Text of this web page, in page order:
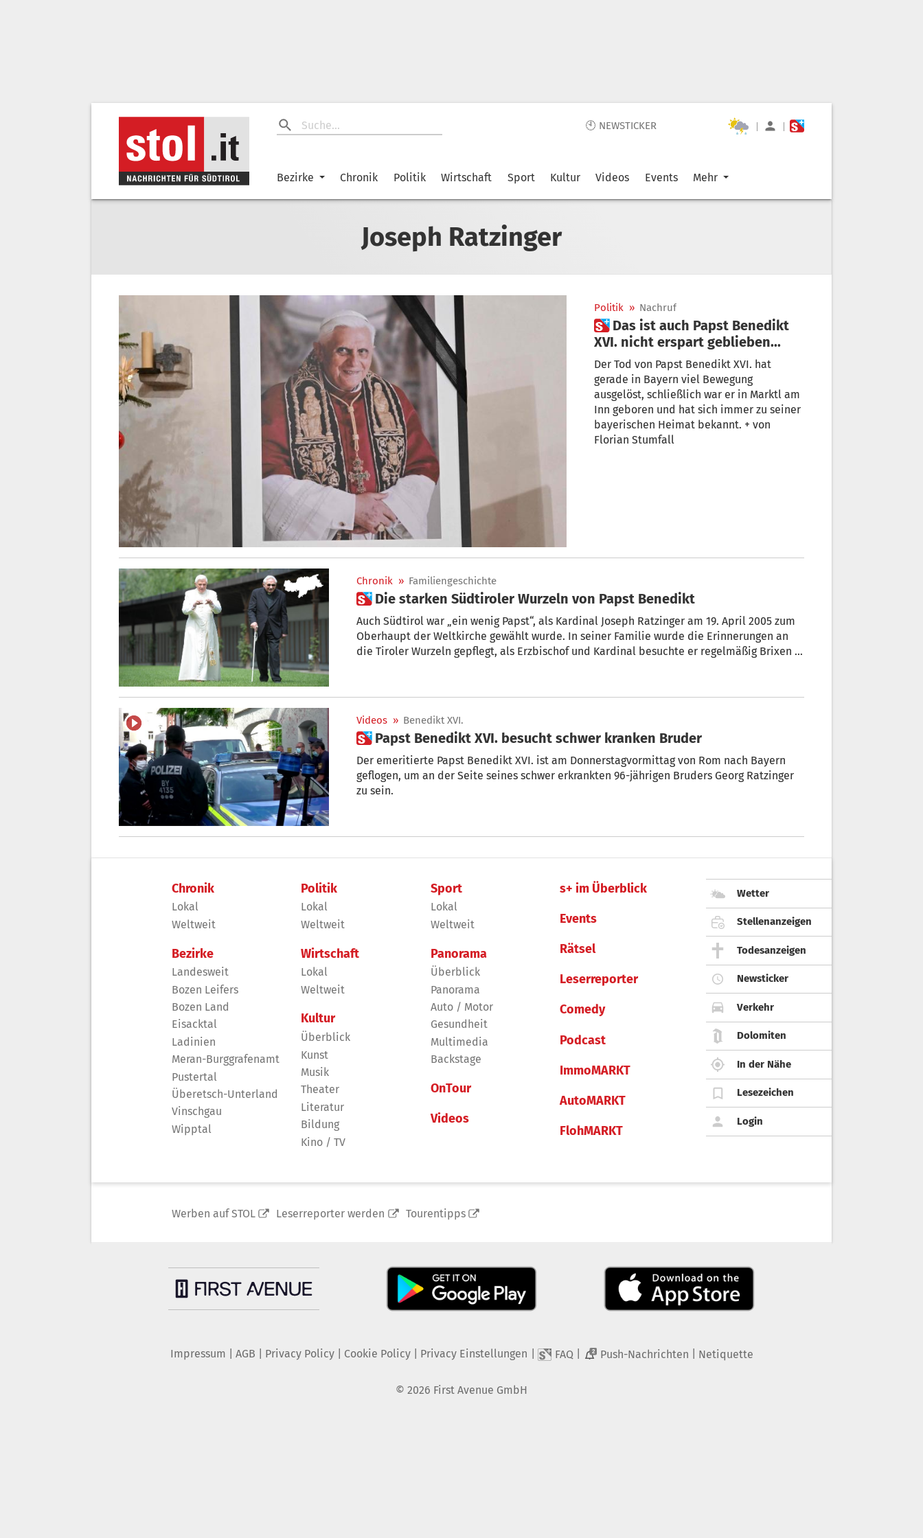
🕙 NEWSTICKER | |
Bezirke Chronik Politik Wirtschaft Sport Kultur Videos Events Mehr
Joseph Ratzinger
Politik » Nachruf
 Das ist auch Papst Benedikt
XVI. nicht erspart geblieben...
Der Tod von Papst Benedikt XVI. hat
gerade in Bayern viel Bewegung
ausgelöst, schließlich war er in Marktl am
Inn geboren und hat sich immer zu seiner
bayerischen Heimat bekannt. + von
Florian Stumfall
Chronik » Familiengeschichte
 Die starken Südtiroler Wurzeln von Papst Benedikt
Auch Südtirol war „ein wenig Papst“, als Kardinal Joseph Ratzinger am 19. April 2005 zum
Oberhaupt der Weltkirche gewählt wurde. In seiner Familie wurde die Erinnerungen an
die Tiroler Wurzeln gepflegt, als Erzbischof und Kardinal besuchte er regelmäßig Brixen –
Videos » Benedikt XVI.
 Papst Benedikt XVI. besucht schwer kranken Bruder
Der emeritierte Papst Benedikt XVI. ist am Donnerstagvormittag von Rom nach Bayern
geflogen, um an der Seite seines schwer erkrankten 96-jährigen Bruders Georg Ratzinger
zu sein.
Chronik
Lokal
Weltweit
Bezirke
Landesweit
Bozen Leifers
Bozen Land
Eisacktal
Ladinien
Meran-Burggrafenamt
Pustertal
Überetsch-Unterland
Vinschgau
Wipptal
Politik
Lokal
Weltweit
Wirtschaft
Lokal
Weltweit
Kultur
Überblick
Kunst
Musik
Theater
Literatur
Bildung
Kino / TV
Sport
Lokal
Weltweit
Panorama
Überblick
Panorama
Auto / Motor
Gesundheit
Multimedia
Backstage
OnTour
Videos
s+ im Überblick
Events
Rätsel
Leserreporter
Comedy
Podcast
ImmoMARKT
AutoMARKT
FlohMARKT
Wetter
Stellenanzeigen
Todesanzeigen
Newsticker
Verkehr
Dolomiten
In der Nähe
Lesezeichen
Login
Werben auf STOL Leserreporter werden Tourentipps
Impressum AGB Privacy Policy| Cookie Policy| Privacy Einstellungen FAQ 2 Push-Nachrichten Netiquette
© 2026 First Avenue GmbH